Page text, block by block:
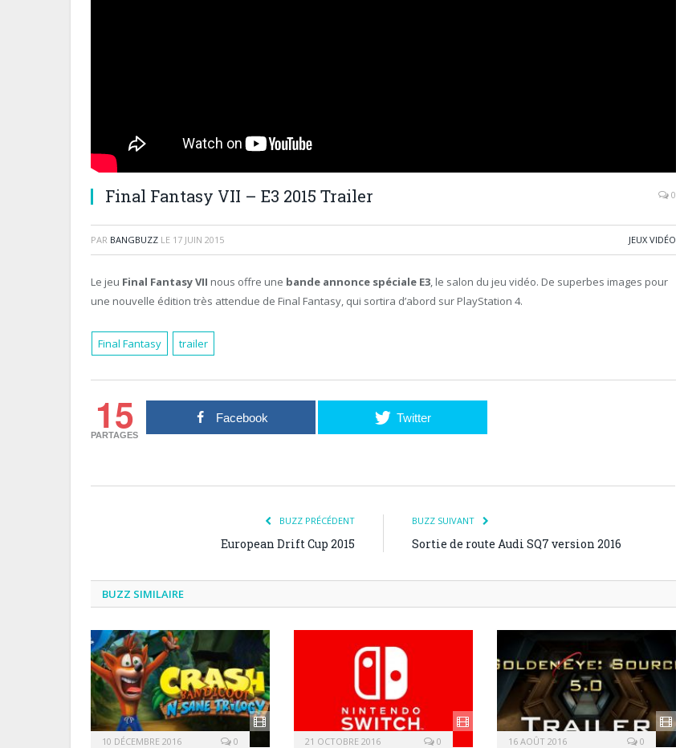
Final Fantasy VII – E3 2015 Trailer 0
PAR BANGBUZZ LE 17 JUIN 2015 JEUX VIDÉO
Le jeu Final Fantasy VII nous offre une bande annonce spéciale E3, le salon du jeu vidéo. De superbes images pour
une nouvelle édition très attendue de Final Fantasy, qui sortira d’abord sur PlayStation 4.
Final Fantasy trailer
15
PARTAGES
Facebook Twitter
BUZZ PRÉCÉDENT
European Drift Cup 2015
BUZZ SUIVANT
Sortie de route Audi SQ7 version 2016
BUZZ SIMILAIRE
10 DÉCEMBRE 2016 0 21 OCTOBRE 2016 0 16 AOÛT 2016 0